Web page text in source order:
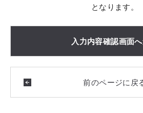
となります。